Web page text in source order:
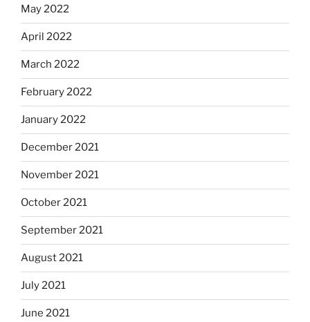
May 2022
April 2022
March 2022
February 2022
January 2022
December 2021
November 2021
October 2021
September 2021
August 2021
July 2021
June 2021